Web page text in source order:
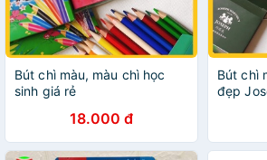
Bút chì màu, màu chì học
sinh giá rẻ
18.000 đ
Bút chì
đẹp